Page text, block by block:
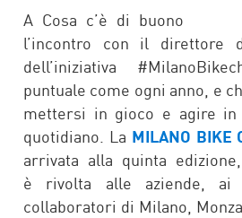
FACEBOOK
TWITTER
WHATSAPP
A Cosa c’è di buono
l’incontro con il direttore
dell’iniziativa
puntuale come ogni anno, e
mettersi in gioco e agire in
quotidiano. La MILANO BIKE
arrivata alla quinta
è rivolta alle aziende, ai
collaboratori di Milano,